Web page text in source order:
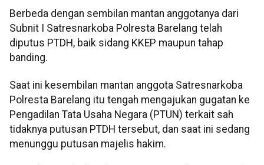
Berbeda dengan sembilan mantan anggotanya dari
Subnit I Satresnarkoba Polresta Barelang telah
diputus PTDH, baik sidang KKEP maupun tahap
banding.
Saat ini kesembilan mantan anggota Satresnarkoba
Polresta Barelang itu tengah mengajukan gugatan ke
Pengadilan Tata Usaha Negara (PTUN) terkait sah
tidaknya putusan PTDH tersebut, dan saat ini sedang
menunggu putusan majelis hakim.